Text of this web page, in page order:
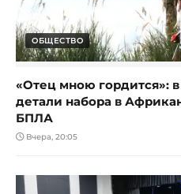
ОБЩЕСТВО
«Отец мною гордится»:
детали набора в
БПЛА
Вчера, 20:05